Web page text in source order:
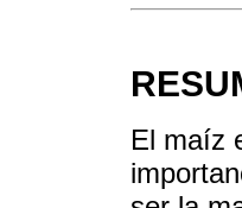
El maíz